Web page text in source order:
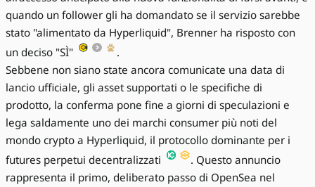
quando un follower gli ha domandato se il servizio sarebbe
stato "alimentato da Hyperliquid", Brenner ha risposto con
un deciso "SÌ"
.
Sebbene non siano state ancora comunicate una data di
lancio ufficiale, gli asset supportati o le specifiche di
prodotto, la conferma pone fine a giorni di speculazioni e
lega saldamente uno dei marchi consumer più noti del
mondo crypto a Hyperliquid, il protocollo dominante per i
futures perpetui decentralizzati
. Questo annuncio
rappresenta il primo, deliberato passo di OpenSea nel